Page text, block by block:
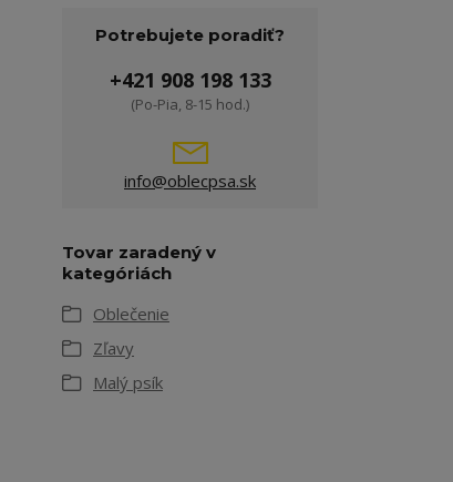
Potrebujete poradiť?
+421 908 198 133
(Po-Pia, 8-15 hod.)
info@oblecpsa.sk
Tovar zaradený v
kategóriách
Oblečenie
Zľavy
Malý psík